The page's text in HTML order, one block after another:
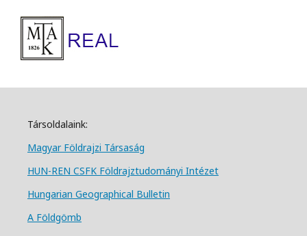
Társoldalaink:
Magyar Földrajzi Társaság
HUN-REN CSFK Földrajztudományi Intézet
Hungarian Geographical Bulletin
A Földgömb